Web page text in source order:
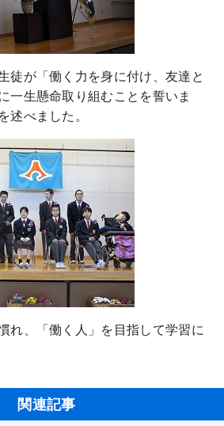
徒が「働く力を身に付け、友達と
一生懸命取り組むことを誓いま
述べました。
れ、「働く人」を目指して学習に
関連記事